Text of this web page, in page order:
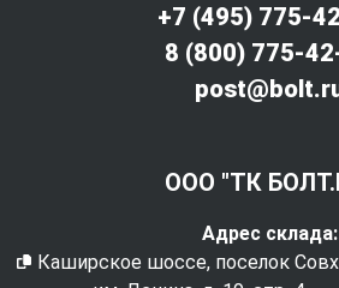
+7 (495) 775-
8 (800) 775-
ООО "ТК
Адрес склада:
Каширское шоссе, поселок